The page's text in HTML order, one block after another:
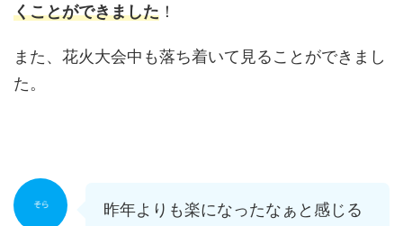
くことができました ！
また、花火大会中も落ち着いて見ることができまし
た。
昨年よりも楽になったなぁと感じる